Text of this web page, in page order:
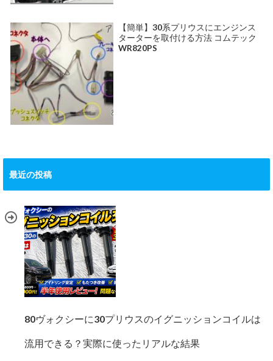
【簡単】30系プリウスにエンジンス
ターターを取付ける方法 コムテック
WR820PS
最近の投稿
80ヴォクシーに30プリウスのイグニッションコイルは
流用できる？実際に使ったリアルな結果